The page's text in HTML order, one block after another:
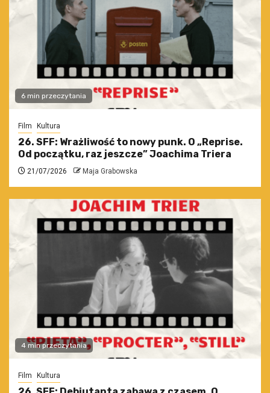
6 min przeczytania
Film Kultura
26. SFF: Wrażliwość to nowy punk. O „Reprise.
Od początku, raz jeszcze” Joachima Triera
21/07/2026 Maja Grabowska
4 min przeczytania
Film Kultura